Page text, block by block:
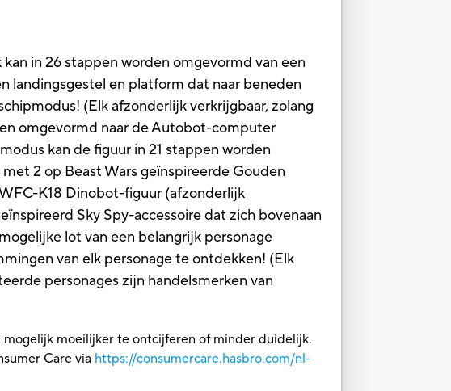
in 26 stappen worden omgevormd van een
landingsgestel en platform dat naar beneden
(Elk afzonderlijk verkrijgbaar, zolang
omgevormd naar de Autobot-computer
kan de figuur in 21 stappen worden
2 op Beast Wars geïnspireerde Gouden
K18 Dinobot-figuur (afzonderlijk
Sky Spy-accessoire dat zich bovenaan
lot van een belangrijk personage
van elk personage te ontdekken! (Elk
personages zijn handelsmerken van
mogelijk moeilijker te ontcijferen of minder duidelijk.
Care via https://consumercare.hasbro.com/nl-